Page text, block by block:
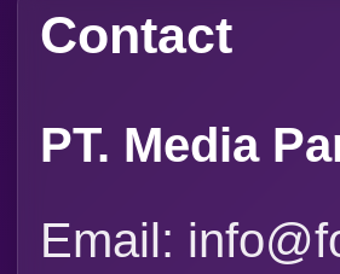
Contact
PT. Media
Email: